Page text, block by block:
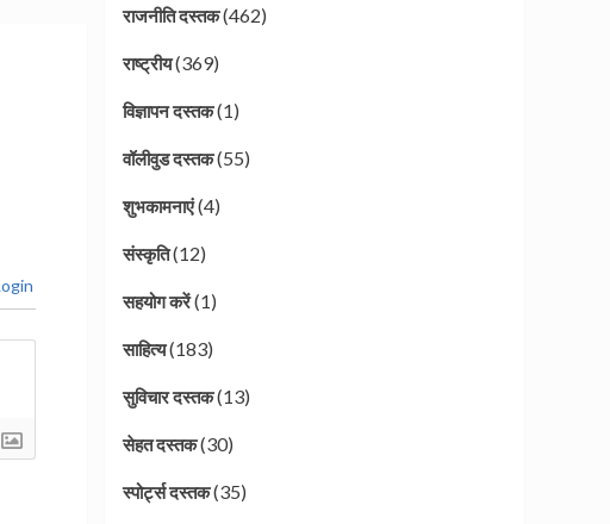
राजनीति दस्तक(462)
राष्ट्रीय(369)
विज्ञापन दस्तक(1)
वॉलीवुड दस्तक(55)
शुभकामनाएं(4)
संस्कृति(12)
सहयोग करें(1)
साहित्य(183)
सुविचार दस्तक(13)
सेहत दस्तक(30)
स्पोर्ट्स दस्तक(35)